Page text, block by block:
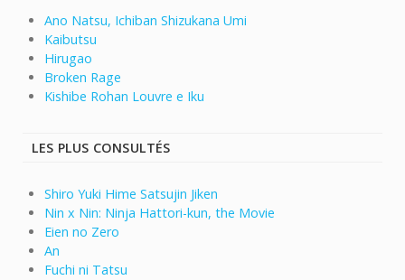
Ano Natsu, Ichiban Shizukana Umi
Kaibutsu
Hirugao
Broken Rage
Kishibe Rohan Louvre e Iku
LES PLUS CONSULTÉS
Shiro Yuki Hime Satsujin Jiken
Nin x Nin: Ninja Hattori-kun, the Movie
Eien no Zero
An
Fuchi ni Tatsu